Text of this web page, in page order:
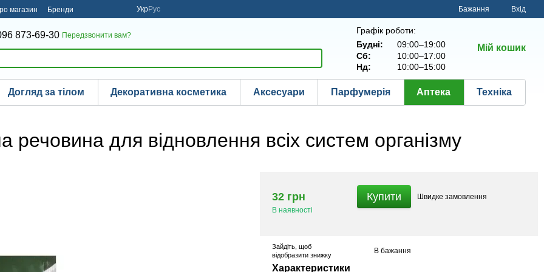
магазин Бренди УкрРус Бажання Вхід
873-69-30 Передзвонити вам?
Графік роботи:
Будні:
09:00–19:00
Сб:
10:00–17:00
Нд:
10:00–15:00
Мій кошик
Догляд за тілом Декоративна косметика Аксесуари Парфумерія Аптека Техніка
для відновлення всіх систем організму
32 грн
В наявності
Купити Швидке замовлення
Зайдіть , щоб
відобразити знижку
В бажання
Характеристики